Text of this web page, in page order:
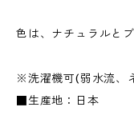
色は、ナチュラルと
※洗濯機可(弱水流、
■生産地：日本